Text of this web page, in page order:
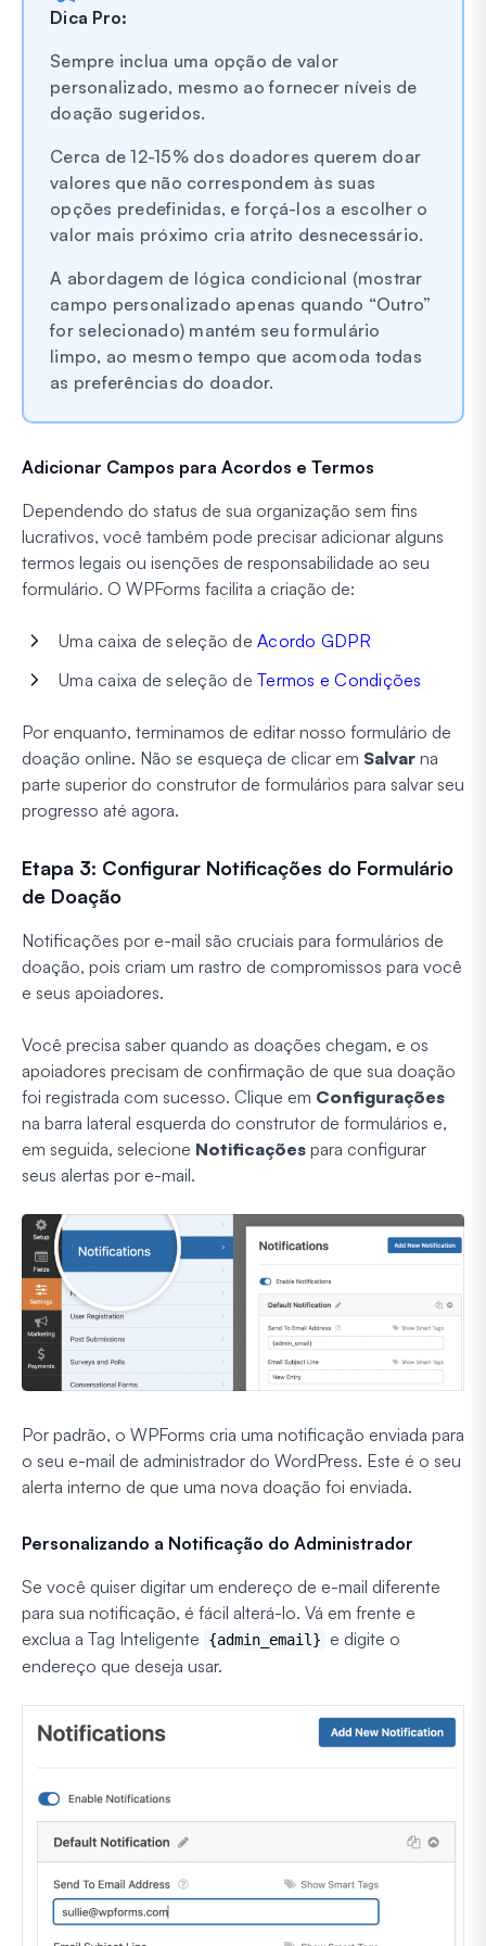
Dica Pro:
Sempre inclua uma opção de valor
personalizado, mesmo ao fornecer níveis de
doação sugeridos.
Cerca de 12-15% dos doadores querem doar
valores que não correspondem às suas
opções predefinidas, e forçá-los a escolher o
valor mais próximo cria atrito desnecessário.
A abordagem de lógica condicional (mostrar
campo personalizado apenas quando “Outro”
for selecionado) mantém seu formulário
limpo, ao mesmo tempo que acomoda todas
as preferências do doador.
Adicionar Campos para Acordos e Termos
Dependendo do status de sua organização sem fins
lucrativos, você também pode precisar adicionar alguns
termos legais ou isenções de responsabilidade ao seu
formulário. O WPForms facilita a criação de:
Uma caixa de seleção de Acordo GDPR
Uma caixa de seleção de Termos e Condições
Por enquanto, terminamos de editar nosso formulário de
doação online. Não se esqueça de clicar em Salvar na
parte superior do construtor de formulários para salvar seu
progresso até agora.
Etapa 3: Configurar Notificações do Formulário
de Doação
Notificações por e-mail são cruciais para formulários de
doação, pois criam um rastro de compromissos para você
e seus apoiadores.
Você precisa saber quando as doações chegam, e os
apoiadores precisam de confirmação de que sua doação
foi registrada com sucesso. Clique em Configurações
na barra lateral esquerda do construtor de formulários e,
em seguida, selecione Notificações para configurar
seus alertas por e-mail.
Por padrão, o WPForms cria uma notificação enviada para
o seu e-mail de administrador do WordPress. Este é o seu
alerta interno de que uma nova doação foi enviada.
Personalizando a Notificação do Administrador
Se você quiser digitar um endereço de e-mail diferente
para sua notificação, é fácil alterá-lo. Vá em frente e
exclua a Tag Inteligente
{admin_email}
e digite o
endereço que deseja usar.